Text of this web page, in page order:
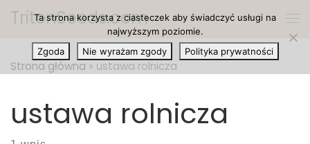
Przejdź do treści
TritonSeeds.com
Strona główna » ustawa rolnicza
ustawa rolnicza
Ta strona korzysta z ciasteczek aby świadczyć usługi na
najwyższym poziomie.
Zgoda
Nie wyrażam zgody Polityka prywatności